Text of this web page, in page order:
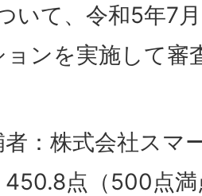
いて、令和5年7
ョンを実施して審
者：株式会社スマ
450.8点（500点満